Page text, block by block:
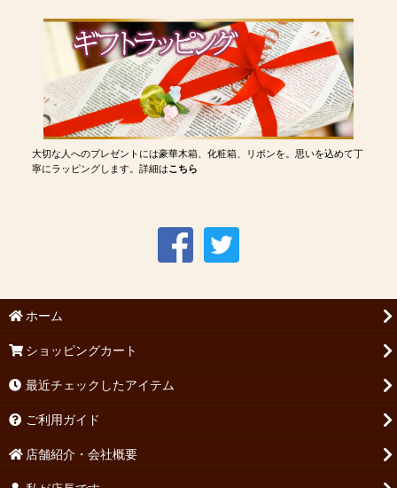
大切な人へのプレゼントには豪華木箱、化粧箱、リボンを。思いを込めて丁
寧にラッピングします。詳細はこちら
ホーム
ショッピングカート
最近チェックしたアイテム
ご利用ガイド
店舗紹介・会社概要